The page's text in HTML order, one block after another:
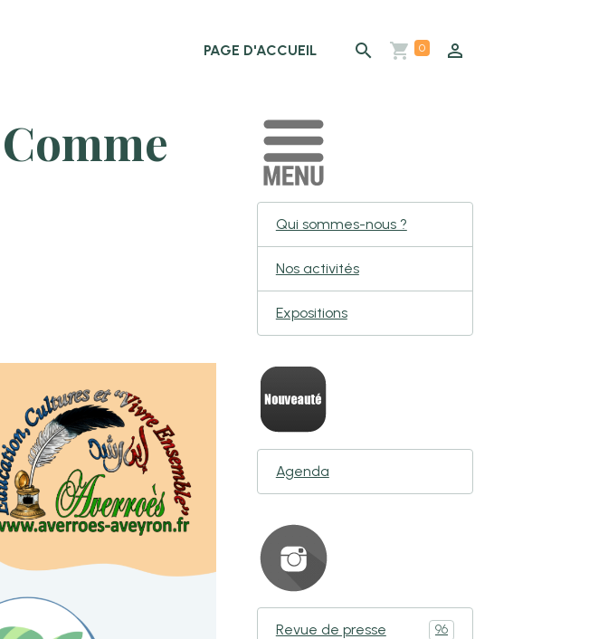
PAGE D'ACCUEIL 0
Qui sommes-nous ?
Nos activités
Expositions
Agenda
Revue de presse 96